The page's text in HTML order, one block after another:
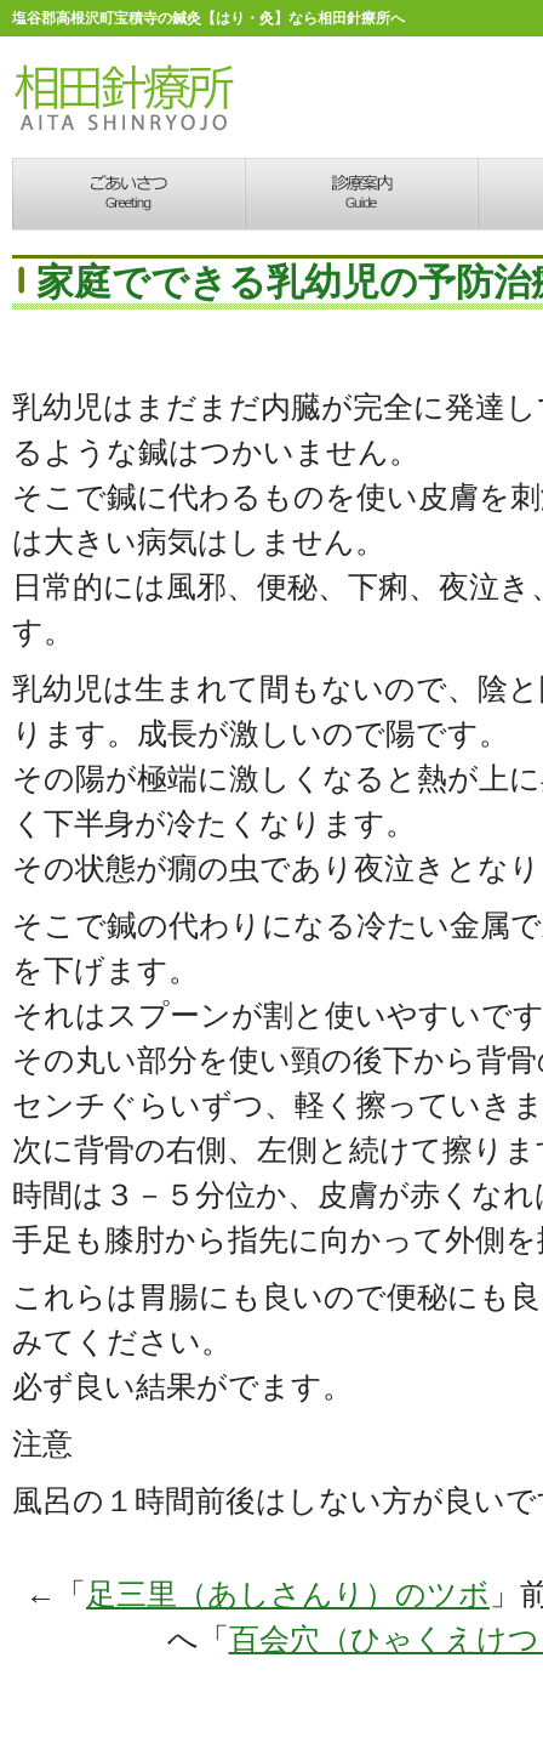
塩谷郡高根沢町宝積寺の鍼灸【はり・灸】なら相田針療所へ
家庭でできる乳幼児の予防治
乳幼児はまだまだ内臓が完全に発達
るような鍼はつかいません。
そこで鍼に代わるものを使い皮膚を
は大きい病気はしません。
日常的には風邪、便秘、下痢、夜泣
す。
乳幼児は生まれて間もないので、陰
ります。成長が激しいので陽です。
その陽が極端に激しくなると熱が上
く下半身が冷たくなります。
その状態が癇の虫であり夜泣きとな
そこで鍼の代わりになる冷たい金属
を下げます。
それはスプーンが割と使いやすいで
その丸い部分を使い頸の後下から背
センチぐらいずつ、軽く擦っていき
次に背骨の右側、左側と続けて擦り
時間は３－５分位か、皮膚が赤くな
手足も膝肘から指先に向かって外側
これらは胃腸にも良いので便秘にも
みてください。
必ず良い結果がでます。
注意
風呂の１時間前後はしない方が良い
←「 足三里（あしさんり）のツボ 」
へ「 百会穴（ひゃくえけ